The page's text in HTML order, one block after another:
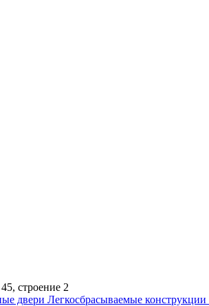
строение 2
двери Легкосбрасываемые конструкции